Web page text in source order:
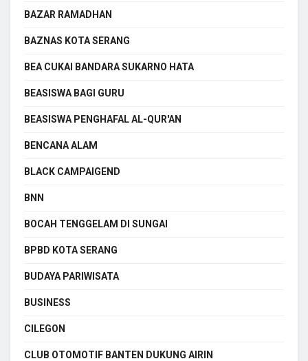
BAZAR RAMADHAN
BAZNAS KOTA SERANG
BEA CUKAI BANDARA SUKARNO HATA
BEASISWA BAGI GURU
BEASISWA PENGHAFAL AL-QUR'AN
BENCANA ALAM
BLACK CAMPAIGEND
BNN
BOCAH TENGGELAM DI SUNGAI
BPBD KOTA SERANG
BUDAYA PARIWISATA
BUSINESS
CILEGON
CLUB OTOMOTIF BANTEN DUKUNG AIRIN